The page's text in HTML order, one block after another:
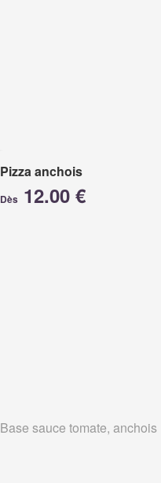
Pizza anchois
Dès12.00 €
Base sauce tomate, anchois